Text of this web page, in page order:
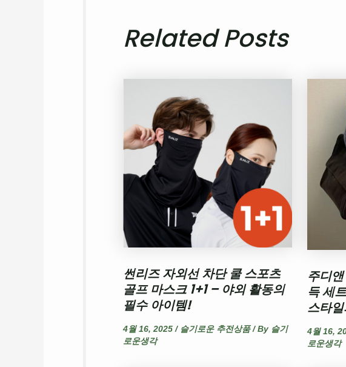
Related Posts
썬리즈 자외선 차단 쿨 스포츠
골프 마스크 1+1 – 야외 활동의
필수 아이템!
4월 16, 2025 / 슬기로운 추전상품/ By 슬기
로운생각
주디
득 세
스타
4월 16,
로운생각